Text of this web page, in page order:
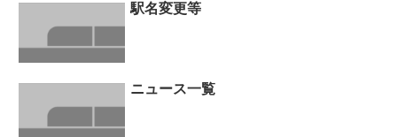
駅名変更等
ニュース一覧